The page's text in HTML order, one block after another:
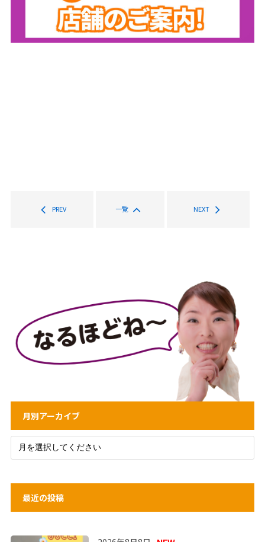
PREV 一覧 NEXT
月別アーカイブ
最近の投稿